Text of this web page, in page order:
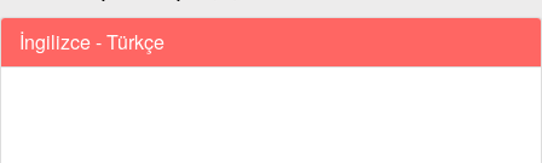
İngilizce - Türkçe